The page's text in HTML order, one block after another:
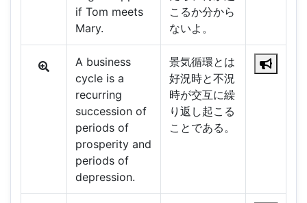
if Tom meets
Mary.
こるか分から
ないよ。
A business
cycle is a
recurring
succession of
periods of
prosperity and
periods of
depression.
景気循環とは
好況時と不況
時が交互に繰
り返し起こる
ことである。